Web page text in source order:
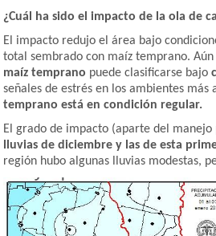
¿Cuál ha sido el impacto de la ola de
El impacto redujo el área bajo
total sembrado con maíz temprano.
maíz temprano puede clasificarse bajo
señales de estrés en los ambientes más
temprano está en condición regular.
El grado de impacto (aparte del
lluvias de diciembre y las de esta
región hubo algunas lluvias modestas,